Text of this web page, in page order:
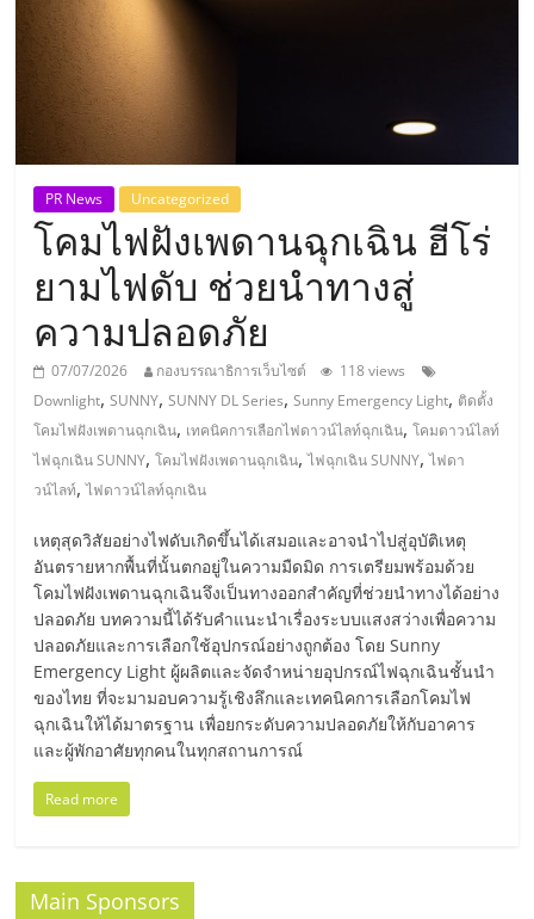
ThaiSMEsCenter,
รวม
ธุรกิจ
เอ
ส
เอ็
มอี
ไทย,
SMEs,
แฟ
รน
ไชส์,
PR News Uncategorized
โคมไฟฝังเพดานฉุกเฉิน ฮีโร่
ยามไฟดับ ช่วยนำทางสู่
ความปลอดภัย
07/07/2026 กองบรรณาธิการเว็บไซต์
118 views
Downlight,SUNNY,SUNNY DL Series,Sunny Emergency Light, ติดตั้ง
โคมไฟฝังเพดานฉุกเฉิน, เทคนิคการเลือกไฟดาวน์ไลท์ฉุกเฉิน,โคมดาวน์ไลท์
ไฟฉุกเฉิน SUNNY,โคมไฟฝังเพดานฉุกเฉิน,ไฟฉุกเฉิน SUNNY,ไฟดา
วน์ไลท์,ไฟดาวน์ไลท์ฉุกเฉิน
เหตุสุดวิสัยอย่างไฟดับเกิดขึ้นได้เสมอและอาจนำไปสู่อุบัติเหตุ
อันตรายหากพื้นที่นั้นตกอยู่ในความมืดมิด การเตรียมพร้อมด้วย
โคมไฟฝังเพดานฉุกเฉินจึงเป็นทางออกสำคัญที่ช่วยนำทางได้อย่าง
ปลอดภัย บทความนี้ได้รับคำแนะนำเรื่องระบบแสงสว่างเพื่อความ
ปลอดภัยและการเลือกใช้อุปกรณ์อย่างถูกต้อง โดย Sunny
Emergency Light ผู้ผลิตและจัดจำหน่ายอุปกรณ์ไฟฉุกเฉินชั้นนำ
ของไทย ที่จะมามอบความรู้เชิงลึกและเทคนิคการเลือกโคมไฟ
ฉุกเฉินให้ได้มาตรฐาน เพื่อยกระดับความปลอดภัยให้กับอาคาร
และผู้พักอาศัยทุกคนในทุกสถานการณ์
Read more
Main Sponsors